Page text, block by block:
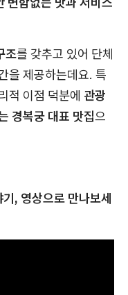
조를 갖추고 있어 단체
을 제공하는데요. 특
적 이점 덕분에 관광
경복궁 대표 맛집으
, 영상으로 만나보세